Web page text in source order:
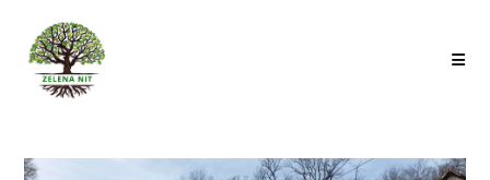
content